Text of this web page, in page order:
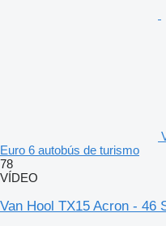
Euro 6 autobús de turismo
78
VÍDEO
Van Hool TX15 Acron - 46